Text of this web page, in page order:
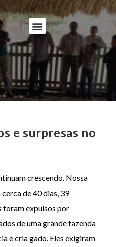
e surpresas no
crescendo. Nossa
de 40 dias, 39
foram expulsos por
de uma grande fazenda
e cria gado. Eles exigiram